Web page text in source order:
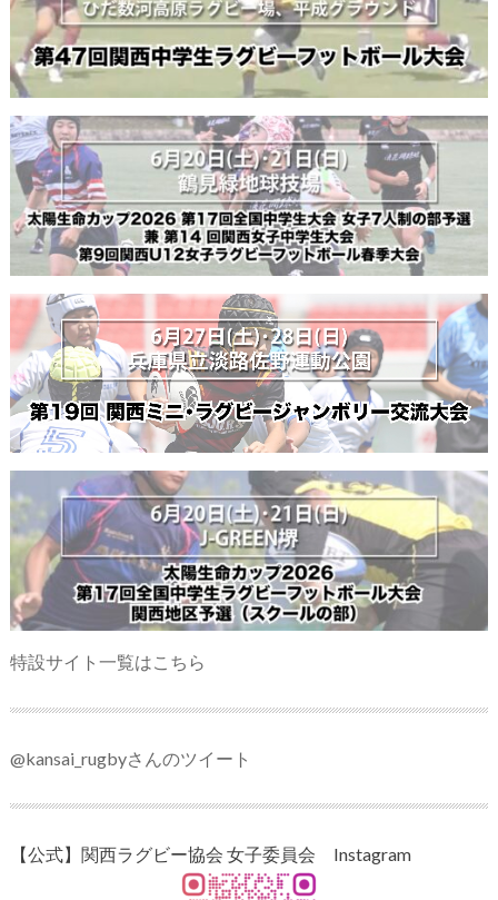
特設サイト一覧はこちら
@kansai_rugbyさんのツイート
【公式】関西ラグビー協会 女子委員会 Instagram